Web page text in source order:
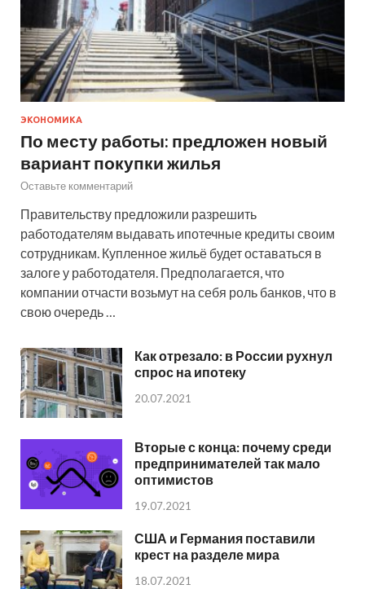
ЭКОНОМИКА
По месту работы: предложен новый
вариант покупки жилья
Оставьте комментарий
Правительству предложили разрешить
работодателям выдавать ипотечные кредиты своим
сотрудникам. Купленное жильё будет оставаться в
залоге у работодателя. Предполагается, что
компании отчасти возьмут на себя роль банков, что в
свою очередь …
Как отрезало: в России рухнул
спрос на ипотеку
20.07.2021
Вторые с конца: почему среди
предпринимателей так мало
оптимистов
19.07.2021
США и Германия поставили
крест на разделе мира
18.07.2021